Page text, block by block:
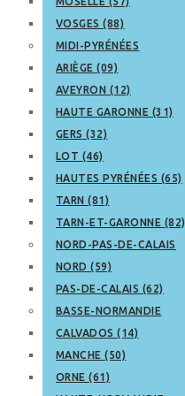
VOSGES (88)
MIDI-PYRÉNÉES
ARIÈGE (09)
AVEYRON (12)
HAUTE GARONNE (31)
GERS (32)
LOT (46)
HAUTES PYRÉNÉES (65)
TARN (81)
TARN-ET-GARONNE (82)
NORD-PAS-DE-CALAIS
NORD (59)
PAS-DE-CALAIS (62)
BASSE-NORMANDIE
CALVADOS (14)
MANCHE (50)
ORNE (61)